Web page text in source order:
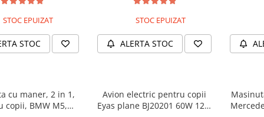
STOC EPUIZAT
STOC
STOC EPUIZAT
ALERTA STOC
cu maner, 2 in 1,
copii, BMW M5,
Avion electric pentru copii
Eyas plane BJ20201 60W 12V,